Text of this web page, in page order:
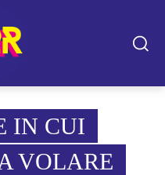
IN CUI
VOLARE